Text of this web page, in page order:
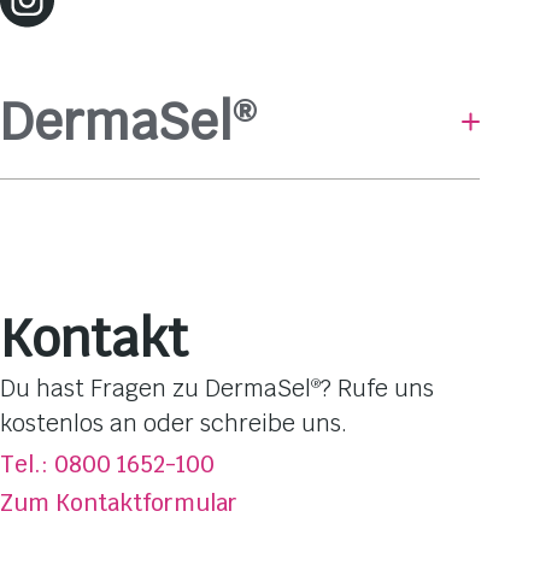
DermaSel ®
Pflege-Linien
Hautbedürfnisse
Dufterlebnisse
Totes Meer Salz
Über DermaSel
Jetzt kaufen
Kontakt
Du hast Fragen zu DermaSel®? Rufe uns
kostenlos an oder schreibe uns.
Tel.: 0800 1652-100
Zum Kontaktformular